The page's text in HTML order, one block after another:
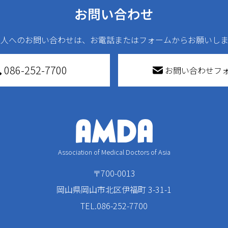
お問い合わせ
へのお問い合わせは、お電話またはフォームからお願いしま
086-252-7700 お問い合わせフ
Association of Medical Doctors of Asia
〒700-0013
岡山県岡山市北区伊福町 3-31-1
TEL.086-252-7700